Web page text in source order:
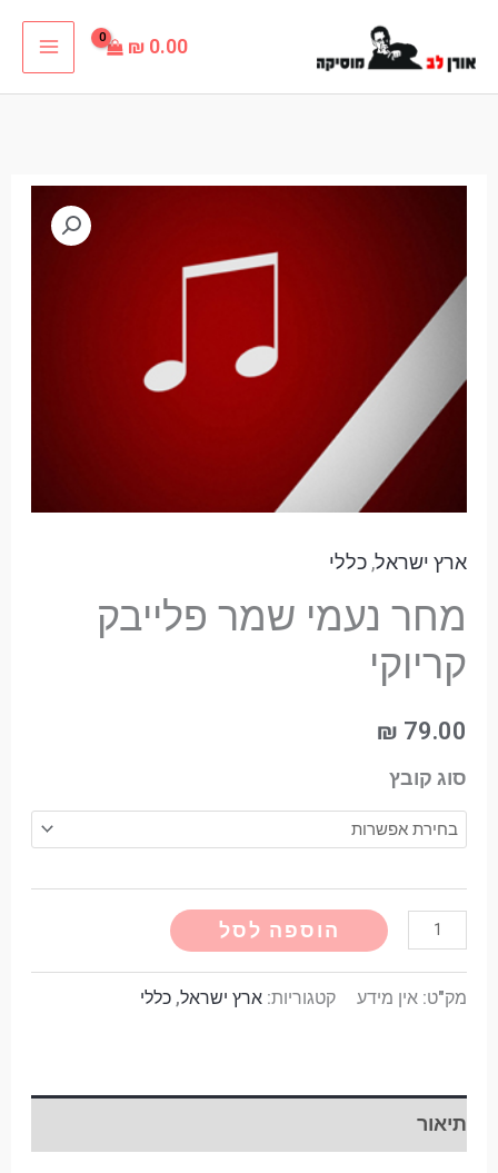
לתוכן
₪ 0.00
ארץ ישראל, כללי
מחר נעמי שמר פלייבק
קריוקי
₪ 79.00
סוג קובץ
מחר
נעמי
פלייבק
קריוקי
הוספה לסל Alternative:
מק"ט: אין מידע קטגוריות: ארץ ישראל, כללי
תיאור